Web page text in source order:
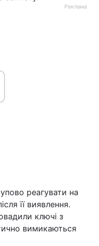
Реклама
реагувати на
її виявлення.
ключі з
вимикаються